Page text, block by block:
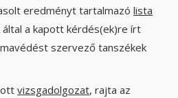
eredményt tartalmazó lista
a kapott kérdés(ek)re írt
szervező tanszékek
vizsgadolgozat, rajta az